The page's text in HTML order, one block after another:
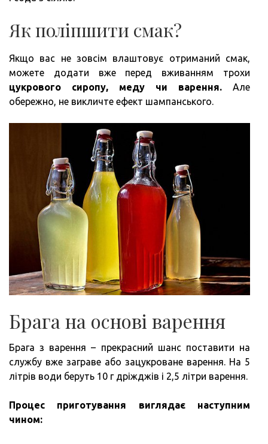
Як поліпшити смак?
Якщо вас не зовсім влаштовує отриманий смак,
можете додати вже перед вживанням трохи
цукрового сиропу, меду чи варення. Але
обережно, не викличте ефект шампанського.
Брага на основі варення
Брага з варення – прекрасний шанс поставити на
службу вже заграве або зацукроване варення. На 5
літрів води беруть 10 г дріжджів і 2,5 літри варення.
Процес приготування виглядає наступним
чином: